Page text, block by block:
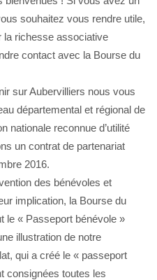
souhaitez vous rendre utile,
la richesse associative
contact avec la Bourse du
sur Aubervilliers nous vous
départemental et régional de
nationale reconnue d’utilité
un contrat de partenariat
2016.
des bénévoles et
implication, la Bourse du
le « Passeport bénévole »
illustration de notre
qui a créé le « passeport
consignées toutes les